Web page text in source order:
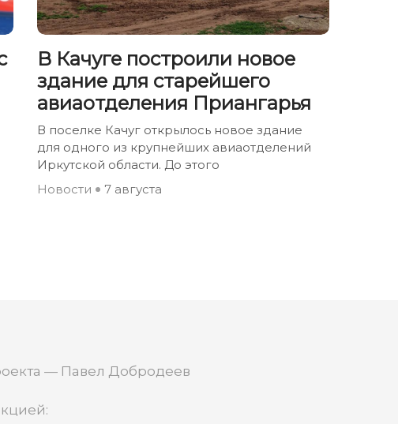
В Качуге построили новое
здание для старейшего
авиаотделения Приангарья
В поселке Качуг открылось новое здание
для одного из крупнейших авиаотделений
Иркутской области. До этого
Новости
7 августа
— Павел Добродеев